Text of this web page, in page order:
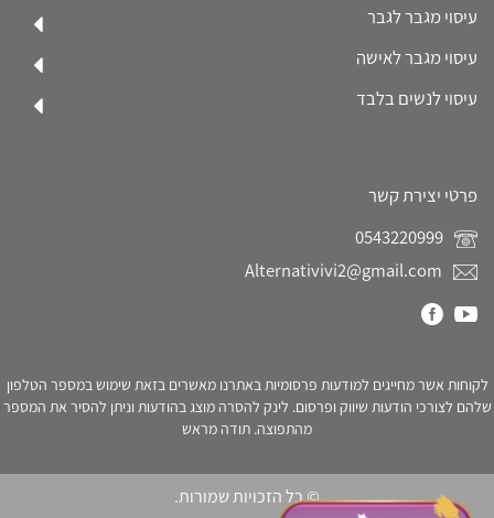
עיסוי מגבר לגבר
עיסוי מגבר לאישה
עיסוי לנשים בלבד
פרטי יצירת קשר
Alternativivi2@gmail.com
לקוחות אשר מחייגים למודעות פרסומיות באתרנו מאשרים בזאת שימוש במספר הטלפון
שלהם לצורכי הודעות שיווק ופרסום. לינק להסרה מוצג בהודעות וניתן להסיר את המספר
מהתפוצה. תודה מראש
© כל הזכויות שמורות.